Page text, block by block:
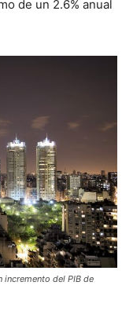
de un 2.6% anual
incremento del PIB de